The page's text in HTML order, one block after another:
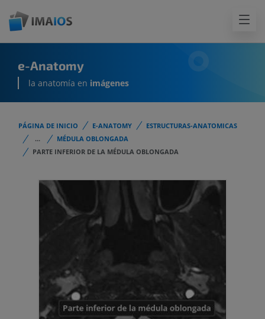
e-Anatomy
la anatomía en imágenes
PÁGINA DE INICIO E-ANATOMY
ESTRUCTURAS-ANATOMICAS
...
MÉDULA OBLONGADA
PARTE INFERIOR DE LA MÉDULA OBLONGADA